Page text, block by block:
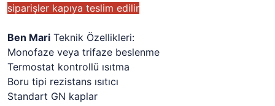
siparişler kapıya teslim edilir
Ben Mari Teknik Özellikleri:
Monofaze veya trifaze beslenme
Termostat kontrollü ısıtma
Boru tipi rezistans ısıtıcı
Standart GN kaplar